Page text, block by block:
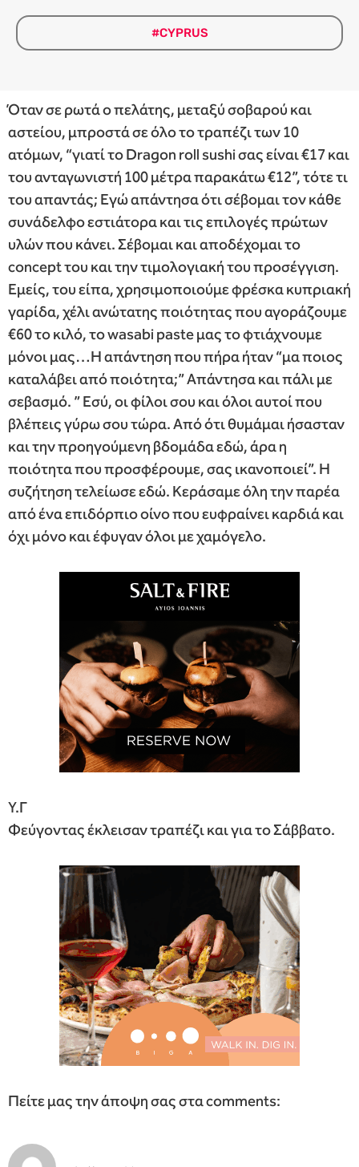
#CYPRUS
Όταν σε ρωτά ο πελάτης, μεταξύ σοβαρού και
αστείου, μπροστά σε όλο το τραπέζι των 10
ατόμων, “γιατί το Dragon roll sushi σας είναι €17 και
του ανταγωνιστή 100 μέτρα παρακάτω €12”, τότε τι
του απαντάς; Εγώ απάντησα ότι σέβομαι τον κάθε
συνάδελφο εστιάτορα και τις επιλογές πρώτων
υλών που κάνει. Σέβομαι και αποδέχομαι το
concept του και την τιμολογιακή του προσέγγιση.
Εμείς, του είπα, χρησιμοποιούμε φρέσκα κυπριακή
γαρίδα, χέλι ανώτατης ποιότητας που αγοράζουμε
€60 το κιλό, το wasabi paste μας το φτιάχνουμε
μόνοι μας…Η απάντηση που πήρα ήταν “μα ποιος
καταλάβει από ποιότητα;” Απάντησα και πάλι με
σεβασμό. ” Εσύ, οι φίλοι σου και όλοι αυτοί που
βλέπεις γύρω σου τώρα. Από ότι θυμάμαι ήσασταν
και την προηγούμενη βδομάδα εδώ, άρα η
ποιότητα που προσφέρουμε, σας ικανοποιεί”. Η
συζήτηση τελείωσε εδώ. Κεράσαμε όλη την παρέα
από ένα επιδόρπιο οίνο που ευφραίνει καρδιά και
όχι μόνο και έφυγαν όλοι με χαμόγελο.
Υ.Γ
Φεύγοντας έκλεισαν τραπέζι και για το Σάββατο.
Πείτε μας την άποψη σας στα comments: